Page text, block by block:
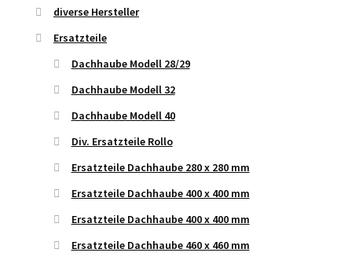
diverse Hersteller
Ersatzteile
Dachhaube Modell 28/29
Dachhaube Modell 32
Dachhaube Modell 40
Div. Ersatzteile Rollo
Ersatzteile Dachhaube 280 x 280 mm
Ersatzteile Dachhaube 400 x 400 mm
Ersatzteile Dachhaube 400 x 400 mm
Ersatzteile Dachhaube 460 x 460 mm